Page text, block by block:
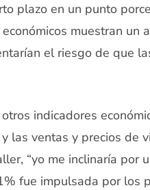
plazo en un punto
muestran un
el riesgo de que
indicadores
las ventas y precios de
“yo me inclinaría por
fue impulsada por los